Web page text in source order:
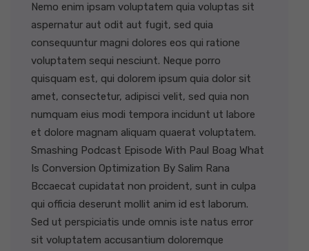
Nemo enim ipsam voluptatem quia voluptas sit
aspernatur aut odit aut fugit, sed quia
consequuntur magni dolores eos qui ratione
voluptatem sequi nesciunt. Neque porro
quisquam est, qui dolorem ipsum quia dolor sit
amet, consectetur, adipisci velit, sed quia non
numquam eius modi tempora incidunt ut labore
et dolore magnam aliquam quaerat voluptatem.
Smashing Podcast Episode With Paul Boag What
Is Conversion Optimization By Salim Rana
Bccaecat cupidatat non proident, sunt in culpa
qui officia deserunt mollit anim id est laborum.
Sed ut perspiciatis unde omnis iste natus error
sit voluptatem accusantium doloremque